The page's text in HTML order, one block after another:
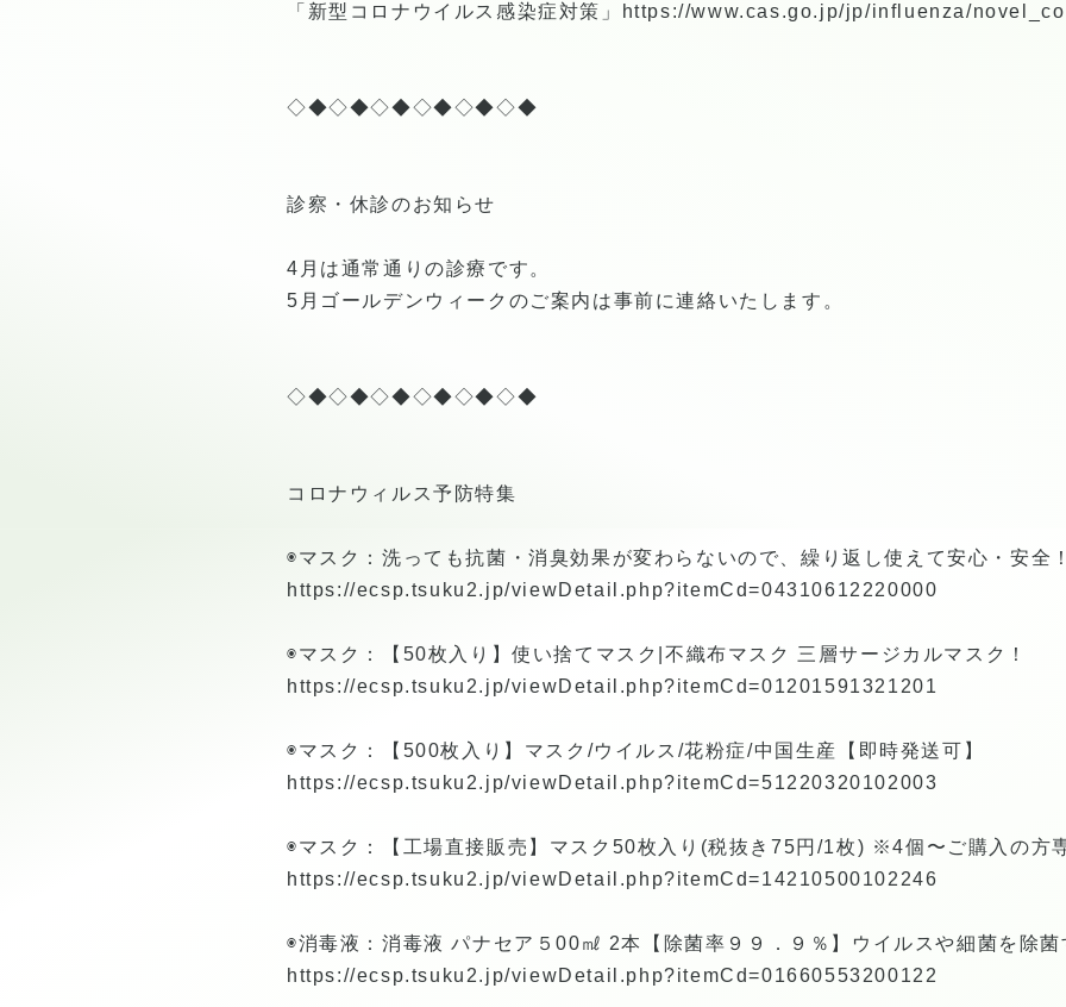
「新型コロナウイルス感染症対策」
https://www.cas.go.jp/jp/influenza/
◇◆◇◆◇◆◇◆◇◆◇◆
診察・休診のお知らせ
4月は通常通りの診療です。
5月ゴールデンウィークのご案内は事前に連絡いたします。
◇◆◇◆◇◆◇◆◇◆◇◆
コロナウィルス予防特集
◉マスク：洗っても抗菌・消臭効果が変わらないので、繰り返し使えて安心・安全
https://ecsp.tsuku2.jp/viewDetail.php?itemCd=04310612220000
◉マスク：【50枚入り】使い捨てマスク|不織布マスク 三層サージカルマスク！
https://ecsp.tsuku2.jp/viewDetail.php?itemCd=01201591321201
◉マスク：【500枚入り】マスク/ウイルス/花粉症/中国生産【即時発送可】
https://ecsp.tsuku2.jp/viewDetail.php?itemCd=51220320102003
◉マスク：【工場直接販売】マスク50枚入り(税抜き75円/1枚) ※4個〜ご購入の方
https://ecsp.tsuku2.jp/viewDetail.php?itemCd=14210500102246
◉消毒液：消毒液 パナセア５00㎖ 2本【除菌率９９．９％】ウイルスや細菌を除菌
https://ecsp.tsuku2.jp/viewDetail.php?itemCd=01660553200122